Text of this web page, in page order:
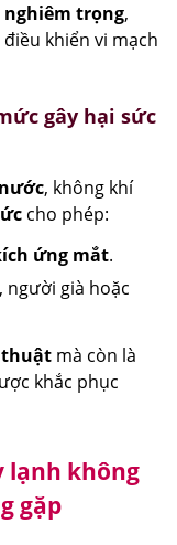
trọng,
khiển vi mạch
gây hại sức
, không khí
cho phép:
ứng mắt.
già hoặc
thuật mà còn là
khắc phục
lạnh không
gặp